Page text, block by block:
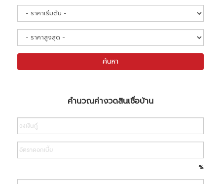
ค้นหา
คำนวณค่างวดสินเชื่อบ้าน
Search
%